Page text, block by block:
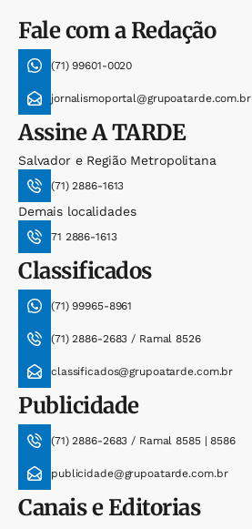
Fale com a Redação
(71) 99601-0020
jornalismoportal@grupoatarde.com.br
AssineA TARDE
Salvador e Região Metropolitana
(71) 2886-1613
Demais localidades
71 2886-1613
Classificados
(71) 99965-8961
(71) 2886-2683 / Ramal 8526
classificados@grupoatarde.com.br
Publicidade
(71) 2886-2683 / Ramal 8585 | 8586
publicidade@grupoatarde.com.br
Canais e Editorias